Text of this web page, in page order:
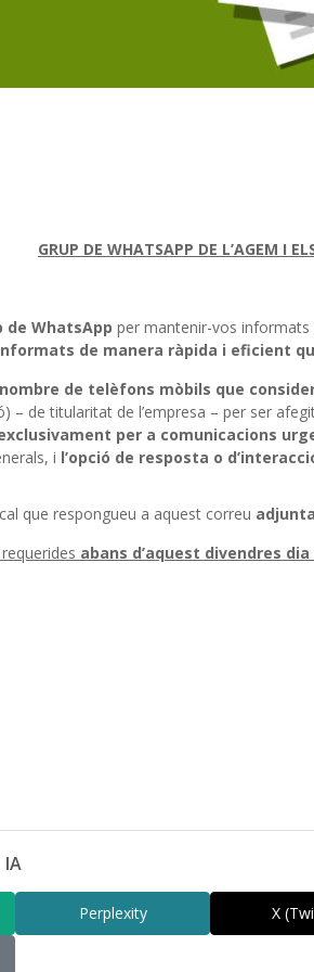
GRUP DE WHATSAPP DE L’AGEM I
de WhatsApp per mantenir-vos informats
de manera ràpida i eficient
de telèfons mòbils que
– de titularitat de l’empresa – per ser
per a comunicacions
i l’opció de resposta o
que respongueu a aquest correu
abans d’aquest divendres dia
IA
Perplexity X